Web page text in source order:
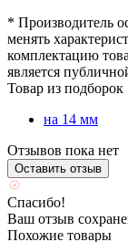
* Производитель
менять
комплектацию
является
Товар из подборок
на 14 мм
Отзывов пока нет
Оставить отзыв
Спасибо!
Ваш отзыв
Похожие товары